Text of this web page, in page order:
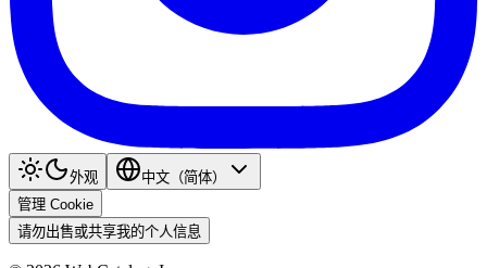
外观
中文（简体）
管理 Cookie
请勿出售或共享我的个人信息